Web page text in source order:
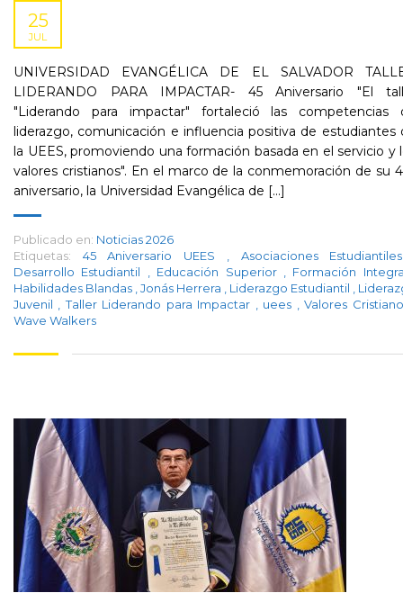
25
JUL
UNIVERSIDAD EVANGÉLICA DE EL SALVADOR
LIDERANDO PARA IMPACTAR- 45 Aniversario "El
"Liderando para impactar" fortaleció las competencias
liderazgo, comunicación e influencia positiva de estudiantes
la UEES, promoviendo una formación basada en el servicio y
valores cristianos". En el marco de la conmemoración de su
aniversario, la Universidad Evangélica de [...]
Publicado en: Noticias 2026
Etiquetas:
45 Aniversario UEES
Asociaciones
Desarrollo Estudiantil
Educación Superior
Formación
Habilidades Blandas Jonás Herrera Liderazgo Estudiantil
Juvenil
Taller Liderando para Impactar uees
Valores
Wave Walkers